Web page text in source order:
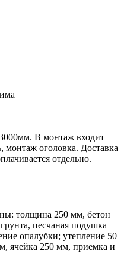
В монтаж входит
монтаж оголовка. Доставка
отдельно.
толщина 250 мм, бетон
песчаная подушка
опалубки; утепление 50
ячейка 250 мм, приемка и